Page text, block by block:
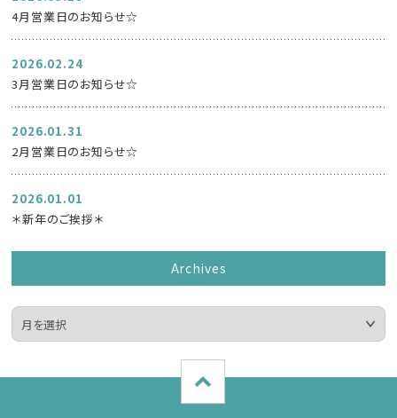
4月営業日のお知らせ☆
2026.02.24
3月営業日のお知らせ☆
2026.01.31
2月営業日のお知らせ☆
2026.01.01
＊新年のご挨拶＊
Archives